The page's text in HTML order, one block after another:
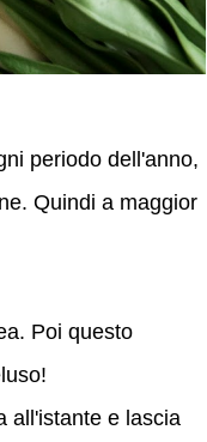
periodo dell'anno,
Quindi a maggior
Poi questo
all'istante e lascia